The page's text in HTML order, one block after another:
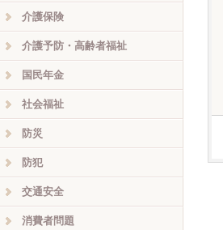
介護保険
介護予防・高齢者福祉
国民年金
社会福祉
防災
防犯
交通安全
消費者問題